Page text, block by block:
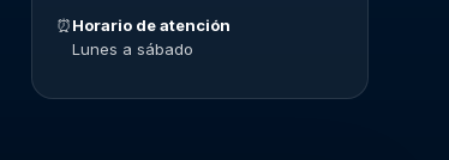
⏰Horario de atención
Lunes a sábado